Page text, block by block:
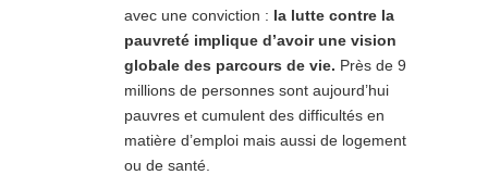
avec une conviction : la lutte contre la
pauvreté implique d’avoir une vision
globale des parcours de vie. Près de 9
millions de personnes sont aujourd’hui
pauvres et cumulent des difficultés en
matière d’emploi mais aussi de logement
ou de santé.